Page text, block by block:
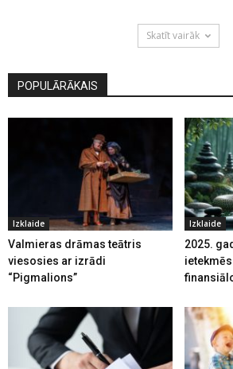
Skatīt vairāk
POPULĀRĀKAIS
Izklaide
Valmieras drāmas teātris
viesosies ar izrādi
“Pigmalions”
Izklaide
2025.